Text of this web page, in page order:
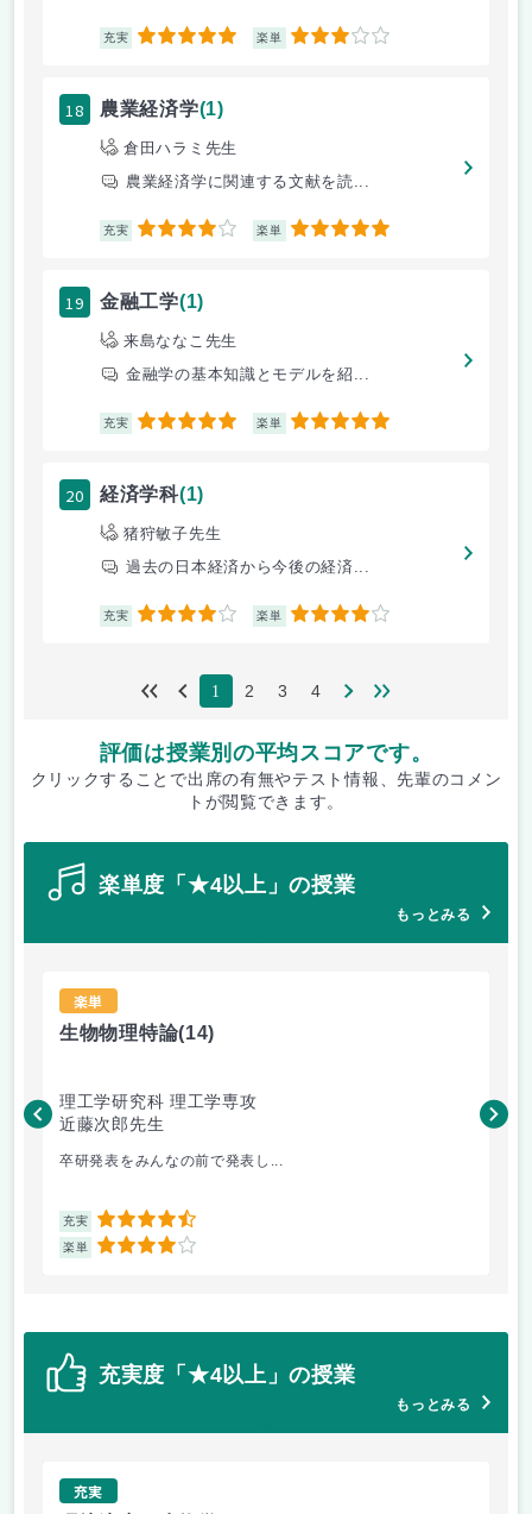
充実 5 楽単 3
18 農業経済学(1)
倉田ハラミ先生
農業経済学に関連する文献を読...
充実 4 楽単 5
19 金融工学(1)
来島ななこ先生
金融学の基本知識とモデルを紹...
充実 5 楽単 5
20 経済学科(1)
猪狩敏子先生
過去の日本経済から今後の経済...
充実 4 楽単 4
1 2 3 4
評価は授業別の平均スコアです。
クリックすることで出席の有無やテスト情報、先輩のコメン
トが閲覧できます。
楽単度「★4以上」の授業
もっとみる
楽単
生物物理特論(14)
理工学研究科 理工学専攻
近藤次郎先生
卒研発表をみんなの前で発表し...
充実 4.5
楽単 4
鈴
充実度「★4以上」の授業
もっとみる
充実